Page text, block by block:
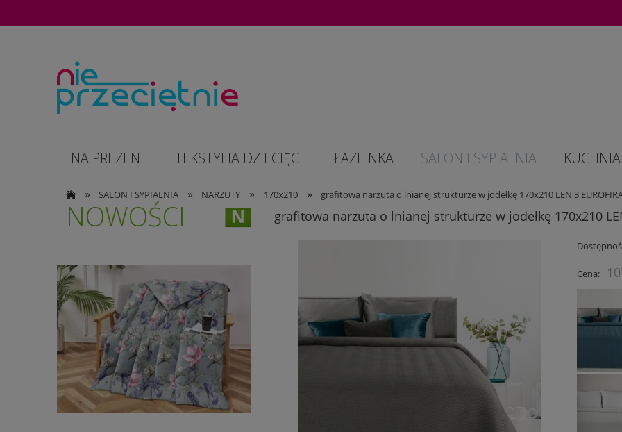
NA PREZENT TEKSTYLIA DZIECIĘCE ŁAZIENKA SALON I SYPIALNIA
» SALON I SYPIALNIA » NARZUTY » 170x210 » grafitowa narzuta o lnianej strukturze w jodełkę 170x210 LEN 3
NOWOŚCI grafitowa narzuta o lnianej strukturze w jodełkę 170x210
Cena: